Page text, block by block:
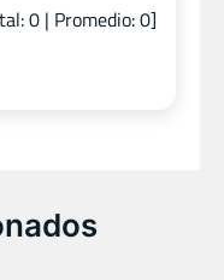
0| Promedio:0]